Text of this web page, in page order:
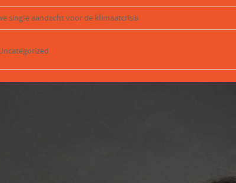
single aandacht voor de klimaatcrisis